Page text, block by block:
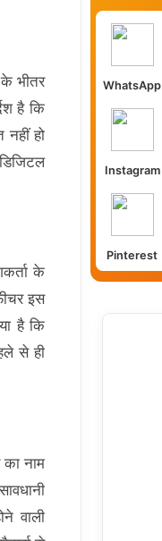
भीतर
है कि
हो
के
इस
है कि
से ही
नाम
वाली
WhatsApp
Instagram
Pinterest